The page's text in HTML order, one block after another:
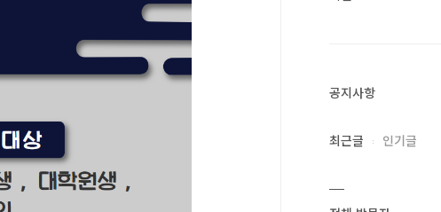
공지사항
최근글 인기글